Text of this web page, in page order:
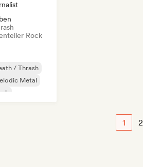
Rock
/ Thrash
Metal
1 2